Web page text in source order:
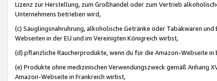
Lizenz zur Herstellung, zum Großhandel oder zum Vertrieb
Unternehmens betrieben wird,
(c) Säuglingsnahruhrung, alkoholische Getränke oder Tabakwaren
Webseiten in der EU und im Vereinigten Königreich wirbst,
(d) pflanzliche Raucherprodukte, wenn du für die Amazon-Webseite in
(e) Produkte ohne medizinischen Verwendungszweck gemäß Anhang
Amazon-Webseite in Frankreich wirbst,